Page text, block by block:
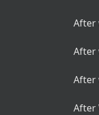
After
After
After
After